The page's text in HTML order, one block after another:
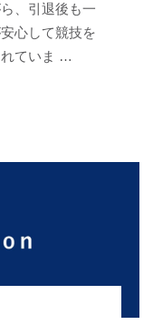
、引退後も一
心して競技を
れていま …